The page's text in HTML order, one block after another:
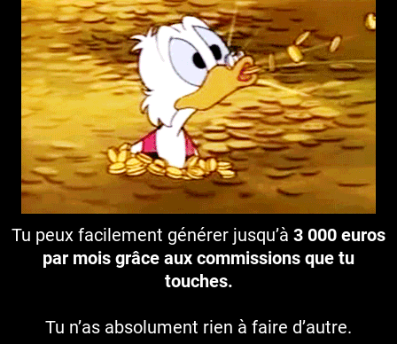
Tu peux facilement générer jusqu’à 3 000 euros
par mois grâce aux commissions que tu
touches.
Tu n’as absolument rien à faire d’autre.